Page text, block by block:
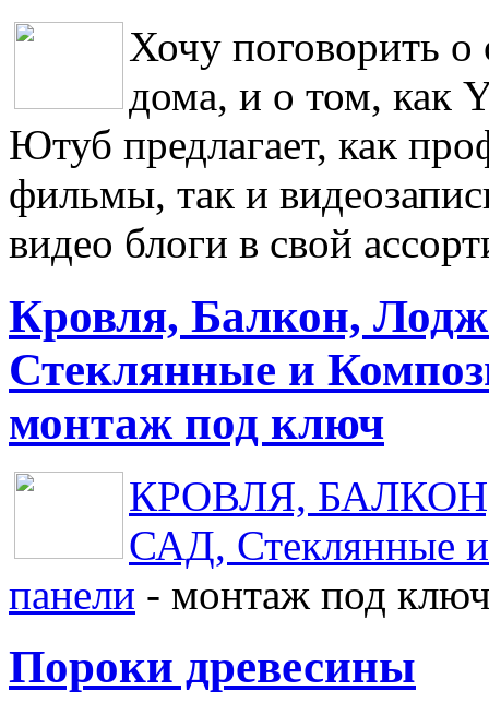
Хочу поговорить о
дома, и о том, как
Ютуб предлагает, как
фильмы, так и
видео блоги в свой
Кровля, Балкон,
Стеклянные и
монтаж под ключ
КРОВЛЯ, БАЛКОН,
САД, Стеклянные
панели - монтаж под
Пороки древесины